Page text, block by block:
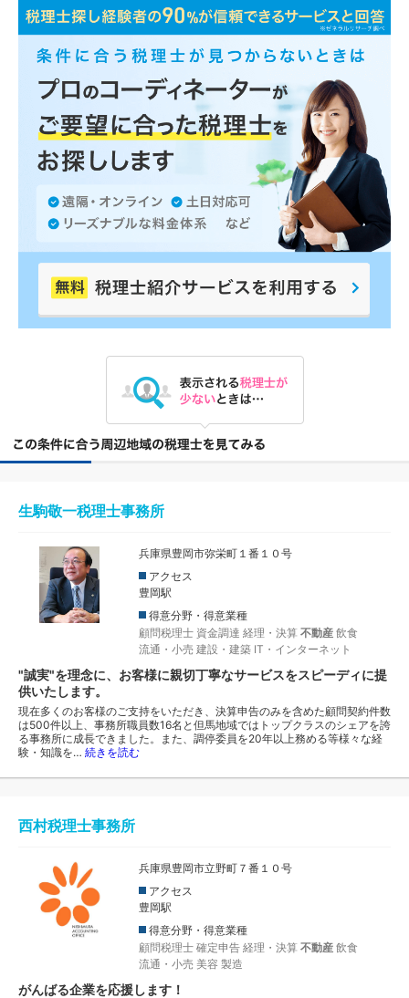
生駒敬一税理士事務所
兵庫県豊岡市弥栄町１番１０号
アクセス
豊岡駅
得意分野・得意業種
顧問税理士 資金調達 経理・決算 不動産 飲食
流通・小売 建設・建築 IT・インターネット
"誠実"を理念に、お客様に親切丁寧なサービスをスピーディに提
供いたします。
現在多くのお客様のご支持をいただき、決算申告のみを含めた顧問契約件数
は500件以上、事務所職員数16名と但馬地域ではトップクラスのシェアを誇
る事務所に成長できました。また、調停委員を20年以上務める等様々な経
験・知識を… 続きを読む
西村税理士事務所
兵庫県豊岡市立野町７番１０号
アクセス
豊岡駅
得意分野・得意業種
顧問税理士 確定申告 経理・決算 不動産 飲食
流通・小売 美容 製造
がんばる企業を応援します！